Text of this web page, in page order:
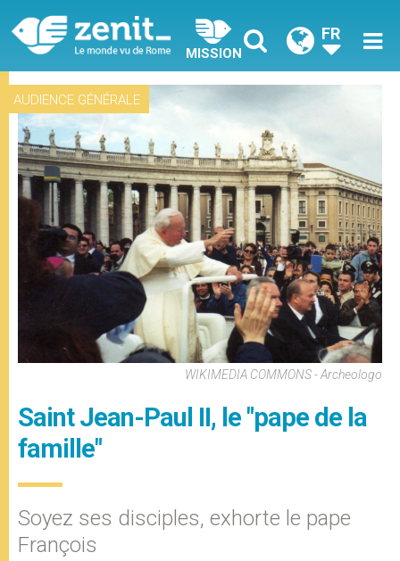
MISSION
FR
AUDIENCE GÉNÉRALE
WIKIMEDIA COMMONS - Archeologo
Saint Jean-Paul II, le "pape de la
famille"
Soyez ses disciples, exhorte le pape
François